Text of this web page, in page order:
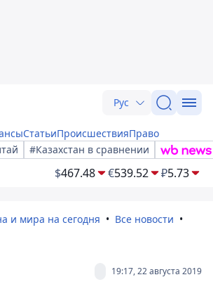
Рус
СтатьиПроисшествияПраво
#Казахстан в сравнении
$467.48 €539.52 ₽5.73
и мира на сегодня
Все новости
19:17, 22 августа 2019